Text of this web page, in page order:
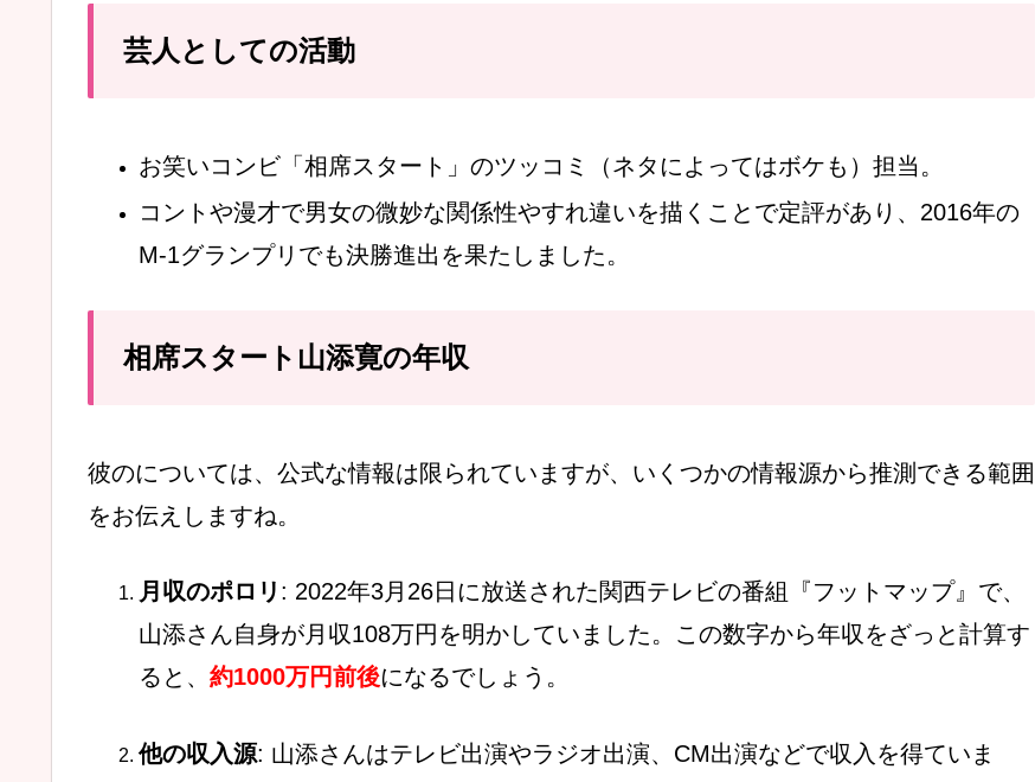
芸人としての活動
お笑いコンビ「相席スタート」のツッコミ（ネタによってはボケも）担当。
コントや漫才で男女の微妙な関係性やすれ違いを描くことで定評があり、2016年の
M-1グランプリでも決勝進出を果たしました。
相席スタート山添寛の年収
彼のについては、公式な情報は限られていますが、いくつかの情報源から推測できる範囲
をお伝えしますね。
月収のポロリ : 2022年3月26日に放送された関西テレビの番組『フットマップ』で、
山添さん自身が月収108万円を明かしていました。この数字から年収をざっと計算す
ると、約1000万円前後になるでしょう。
他の収入源: 山添さんはテレビ出演やラジオ出演、CM出演などで収入を得ていま